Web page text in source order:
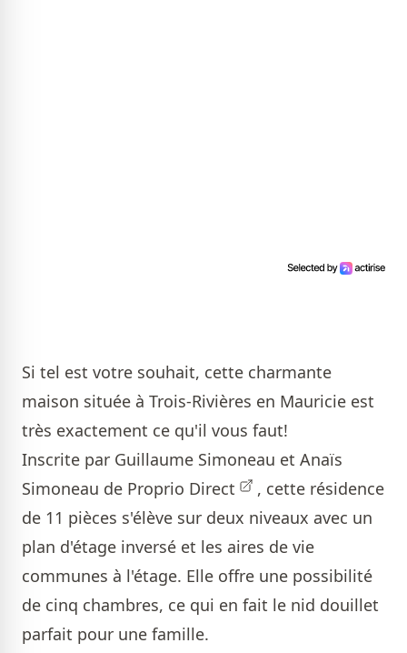
Si tel est votre souhait, cette charmante
maison située à Trois-Rivières en Mauricie est
très exactement ce qu'il vous faut!
Inscrite par Guillaume Simoneau et Anaïs
Simoneau de Proprio Direct
, cette résidence
de 11 pièces s'élève sur deux niveaux avec un
plan d'étage inversé et les aires de vie
communes à l'étage. Elle offre une possibilité
de cinq chambres, ce qui en fait le nid douillet
parfait pour une famille.